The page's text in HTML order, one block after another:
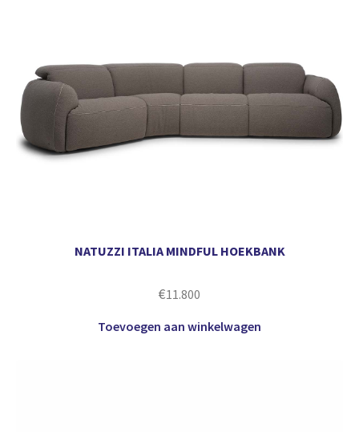
NATUZZI ITALIA MINDFUL HOEKBANK
€11.800
Toevoegen aan winkelwagen